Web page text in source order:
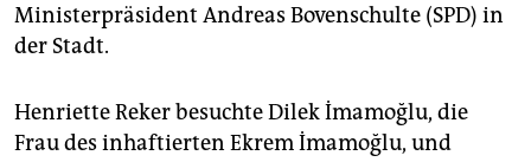
Ministerpräsident Andreas Bovenschulte (SPD) in
der Stadt.
Henriette Reker besuchte Dilek İmamoğlu, die
Frau des inhaftierten Ekrem İmamoğlu, und